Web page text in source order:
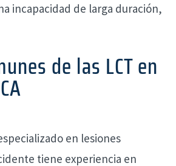
incapacidad de larga duración,
de las LCT en
en lesiones
tiene experiencia en